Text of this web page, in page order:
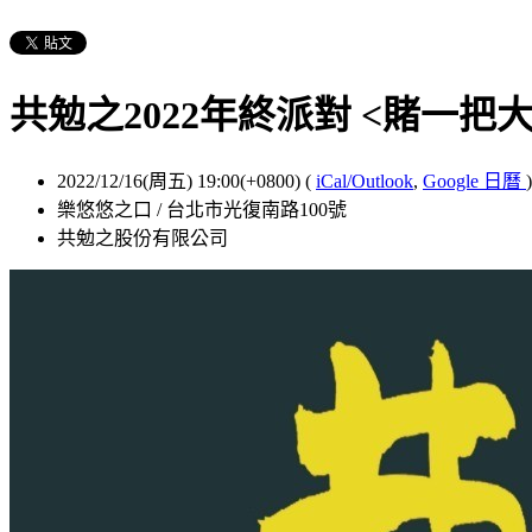
共勉之2022年終派對 <賭一把
2022/12/16(周五) 19:00(+0800) ( iCal/Outlook, Google 日曆 )
樂悠悠之口 / 台北市光復南路100號
共勉之股份有限公司